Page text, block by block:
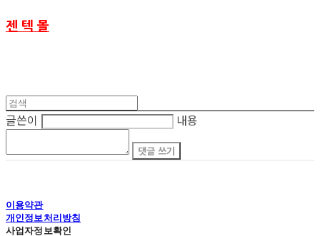
젠 텍 몰
글쓴이 내용
댓글 쓰기
이용약관
개인정보처리방침
사업자정보확인